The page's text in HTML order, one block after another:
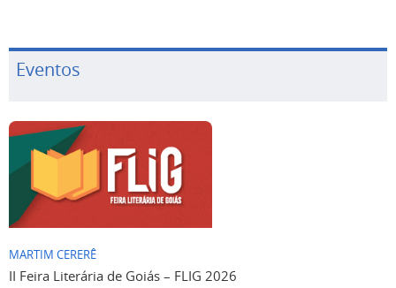
Eventos
MARTIM CERERÊ
II Feira Literária de Goiás – FLIG 2026